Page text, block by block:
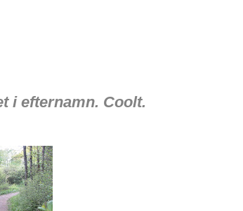
i efternamn. Coolt.